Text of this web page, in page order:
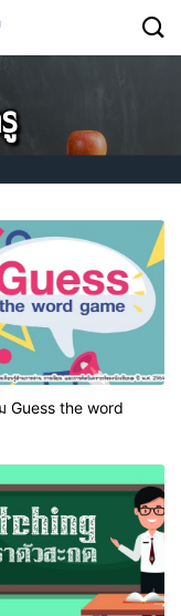
Guess the word